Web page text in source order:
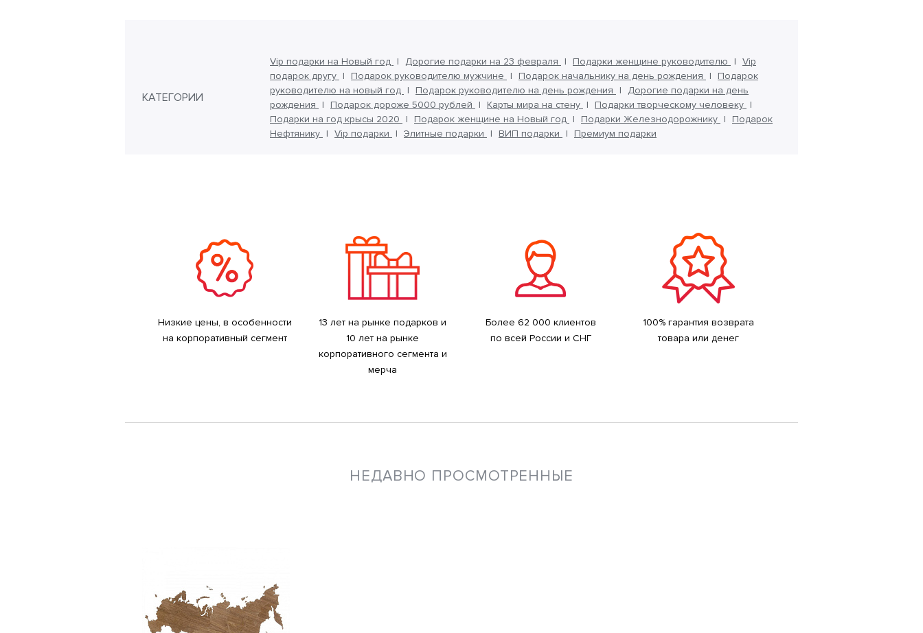
КАТЕГОРИИ
Vip подарки на Новый год Дорогие подарки на 23 февраля Подарки женщине руководителю
Vip
подарок другу
Подарок руководителю мужчине Подарок начальнику на день рождения
Подарок
руководителю на новый год
Подарок руководителю на день рождения
Дорогие подарки на день
рождения
Подарок дороже 5000 рублей Карты мира на стену
Подарки творческому человеку
Подарки на год крысы 2020
Подарок женщине на Новый год Подарки Железнодорожнику
Подарок
Нефтянику
Vip подарки Элитные подарки ВИП подарки Премиум подарки
Низкие цены, в особенности
на корпоративный сегмент
13 лет на рынке подарков и
10 лет на рынке
корпоративного сегмента и
мерча
Более 62 000 клиентов
по всей России и СНГ
100% гарантия возврата
товара или денег
НЕДАВНО ПРОСМОТРЕННЫЕ